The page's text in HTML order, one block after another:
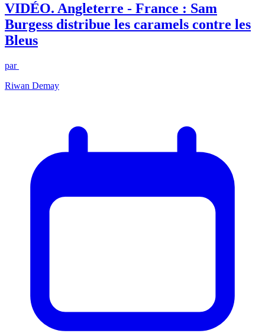
VIDÉO. Angleterre - France : Sam
Burgess distribue les caramels contre les
Bleus
par
Riwan Demay